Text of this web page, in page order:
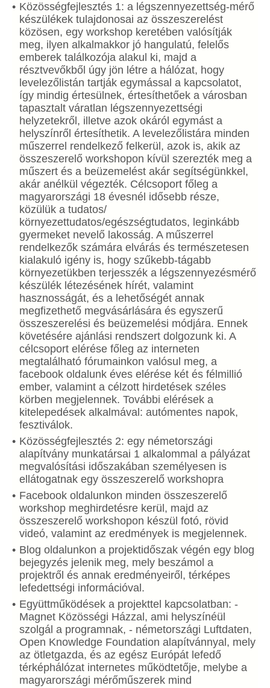
Közösségfejlesztés 1: a légszennyezettség-mérő
készülékek tulajdonosai az összeszerelést
közösen, egy workshop keretében valósítják
meg, ilyen alkalmakkor jó hangulatú, felelős
emberek találkozója alakul ki, majd a
résztvevőkből úgy jön létre a hálózat, hogy
levelezőlistán tartják egymással a kapcsolatot,
így mindig értesülnek, értesíthetőek a városban
tapasztalt váratlan légszennyezettségi
helyzetekről, illetve azok okáról egymást a
helyszínről értesíthetik. A levelezőlistára minden
műszerrel rendelkező felkerül, azok is, akik az
összeszerelő workshopon kívül szerezték meg a
műszert és a beüzemelést akár segítségünkkel,
akár anélkül végezték. Célcsoport főleg a
magyarországi 18 évesnél idősebb része,
közülük a tudatos/
környezettudatos/egészségtudatos, leginkább
gyermeket nevelő lakosság. A műszerrel
rendelkezők számára elvárás és természetesen
kialakuló igény is, hogy szűkebb-tágabb
környezetükben terjesszék a légszennyezésmérő
készülék létezésének hírét, valamint
hasznosságát, és a lehetőségét annak
megfizethető megvásárlására és egyszerű
összeszerelési és beüzemelési módjára. Ennek
követésére ajánlási rendszert dolgozunk ki. A
célcsoport elérése főleg az interneten
megtalálható fórumainkon valósul meg, a
facebook oldalunk éves elérése két és félmillió
ember, valamint a célzott hirdetések széles
körben megjelennek. További elérések a
kitelepedések alkalmával: autómentes napok,
fesztiválok.
Közösségfejlesztés 2: egy németországi
alapítvány munkatársai 1 alkalommal a pályázat
megvalósítási időszakában személyesen is
ellátogatnak egy összeszerelő workshopra
Facebook oldalunkon minden összeszerelő
workshop meghirdetésre kerül, majd az
összeszerelő workshopon készül fotó, rövid
videó, valamint az eredmények is megjelennek.
Blog oldalunkon a projektidőszak végén egy blog
bejegyzés jelenik meg, mely beszámol a
projektről és annak eredményeiről, térképes
lefedettségi információval.
Együttműködések a projekttel kapcsolatban: -
Magnet Közösségi Házzal, ami helyszínéül
szolgál a programnak, - németországi Luftdaten,
Open Knowledge Foundation alapítvánnyal, mely
az ötletgazda, és az egész Európát lefedő
térképhálózat internetes működtetője, melybe a
magyarországi mérőműszerek mind